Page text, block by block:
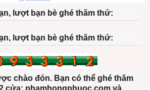
lượt bạn bè ghé thăm thứ:
lượt bạn bè ghé thăm thứ:
chào đón. Bạn có thể ghé thăm
cửa: phamhongphuoc.com và